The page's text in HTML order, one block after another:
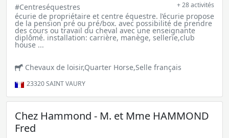
#Centreséquestres + 28 activités
écurie de propriétaire et centre équestre. l’écurie propose
de la pension pré ou pré/box. avec possibilité de prendre
des cours ou travail du cheval avec une enseignante
diplômé. installation: carrière, manège, sellerie,club
house ...
Chevaux de loisir,Quarter Horse,Selle français
23320SAINT VAURY
Chez Hammond - M. et Mme HAMMOND
Fred